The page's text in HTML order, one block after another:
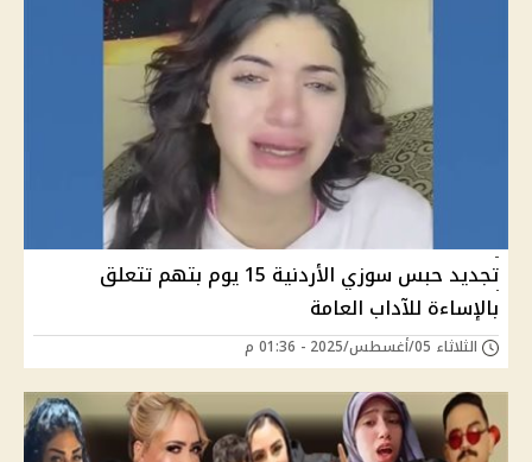
تجديد حبس سوزي الأردنية 15 يوم بتهم تتعلق
بالإساءة للآداب العامة
الثلاثاء 05/أغسطس/2025 - 01:36 م